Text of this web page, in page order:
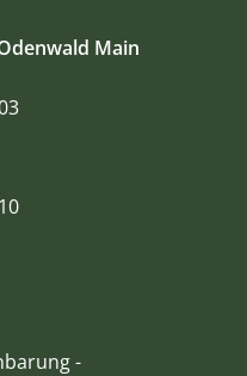
Main
-